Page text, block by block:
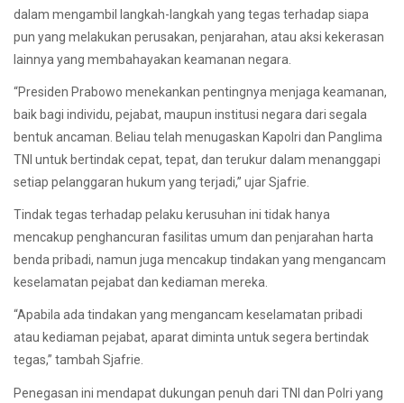
dalam mengambil langkah-langkah yang tegas terhadap siapa
pun yang melakukan perusakan, penjarahan, atau aksi kekerasan
lainnya yang membahayakan keamanan negara.
“Presiden Prabowo menekankan pentingnya menjaga keamanan,
baik bagi individu, pejabat, maupun institusi negara dari segala
bentuk ancaman. Beliau telah menugaskan Kapolri dan Panglima
TNI untuk bertindak cepat, tepat, dan terukur dalam menanggapi
setiap pelanggaran hukum yang terjadi,” ujar Sjafrie.
Tindak tegas terhadap pelaku kerusuhan ini tidak hanya
mencakup penghancuran fasilitas umum dan penjarahan harta
benda pribadi, namun juga mencakup tindakan yang mengancam
keselamatan pejabat dan kediaman mereka.
“Apabila ada tindakan yang mengancam keselamatan pribadi
atau kediaman pejabat, aparat diminta untuk segera bertindak
tegas,” tambah Sjafrie.
Penegasan ini mendapat dukungan penuh dari TNI dan Polri yang